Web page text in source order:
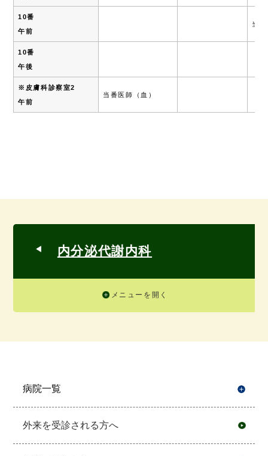
10番
午前
当
10番
午後
※皮膚科診察室2
午前
当番医師（血）
内分泌代謝内科
メニューを開く
病院一覧
外来を受診される方へ